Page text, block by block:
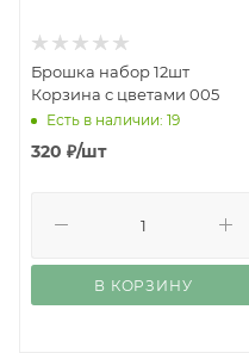
Брошка набор 12шт
Корзина с цветами 005
Есть в наличии: 19
320 ₽/шт
В КОРЗИНУ